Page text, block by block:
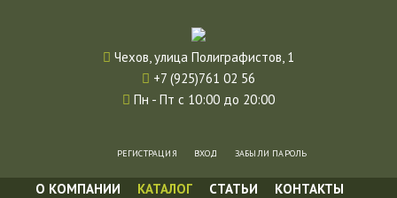
Чехов, улица Полиграфистов, 1
+7 (925)761 02 56
Пн - Пт с 10:00 до 20:00
РЕГИСТРАЦИЯ ВХОД ЗАБЫЛИ ПАРОЛЬ
О КОМПАНИИ КАТАЛОГ СТАТЬИ
КОНТАКТЫ